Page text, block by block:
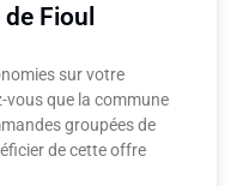
Fioul
sur votre
vous que la commune
groupées de
de cette offre